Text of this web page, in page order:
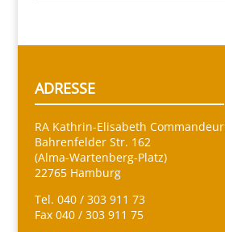
ADRESSE
RA Kathrin-Elisabeth Commandeur
Bahrenfelder Str. 162
(Alma-Wartenberg-Platz)
22765 Hamburg
Tel. 040 / 303 911 73
Fax 040 / 303 911 75